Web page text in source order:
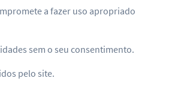
a fazer uso apropriado
sem o seu consentimento.
pelo site.